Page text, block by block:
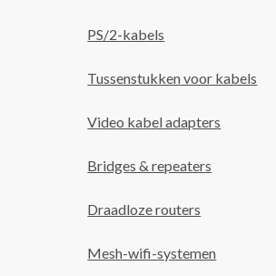
PS/2-kabels
Tussenstukken voor kabels
Video kabel adapters
Bridges & repeaters
Draadloze routers
Mesh-wifi-systemen